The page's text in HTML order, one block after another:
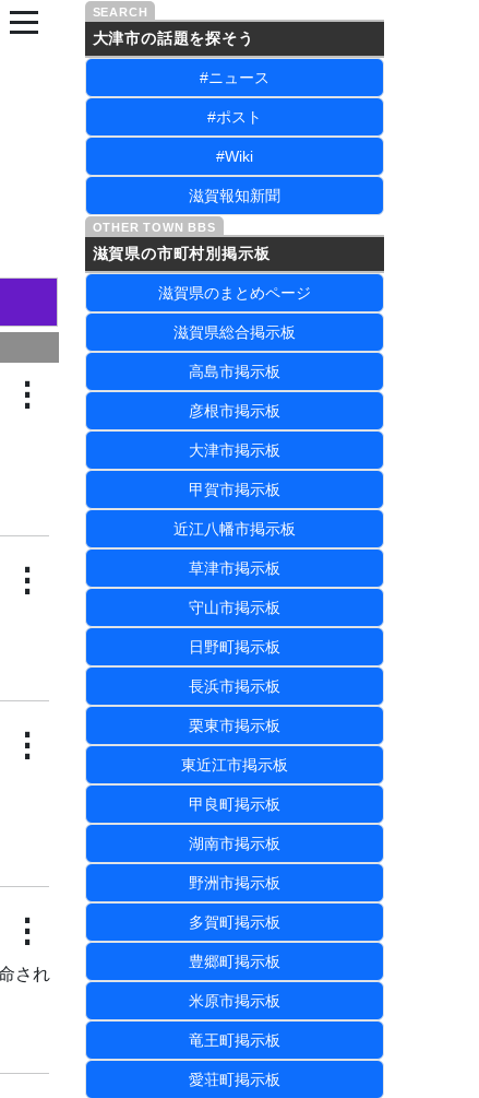
⋮
⋮
⋮
⋮
され
大津市の話題を探そう
#ニュース
#ポスト
#Wiki
滋賀報知新聞
滋賀県の市町村別掲示板
滋賀県のまとめページ
滋賀県総合掲示板
高島市掲示板
彦根市掲示板
大津市掲示板
甲賀市掲示板
近江八幡市掲示板
草津市掲示板
守山市掲示板
日野町掲示板
長浜市掲示板
栗東市掲示板
東近江市掲示板
甲良町掲示板
湖南市掲示板
野洲市掲示板
多賀町掲示板
豊郷町掲示板
米原市掲示板
竜王町掲示板
愛荘町掲示板